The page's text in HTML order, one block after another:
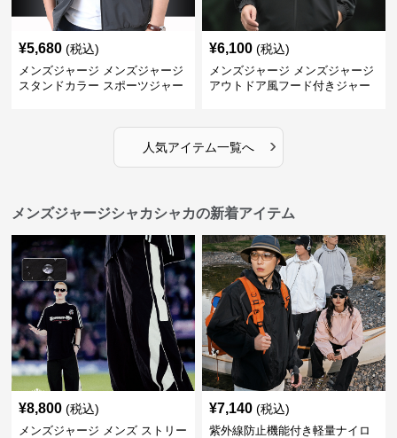
¥5,680 (税込)
メンズジャージ メンズジャージ
スタンドカラー スポーツジャー
¥6,100 (税込)
メンズジャージ メンズジャージ
アウトドア風フード付きジャー
人気アイテム一覧へ ›
メンズジャージシャカシャカの新着アイテム
¥8,800 (税込)
メンズジャージ メンズ ストリー
¥7,140 (税込)
紫外線防止機能付き軽量ナイロ